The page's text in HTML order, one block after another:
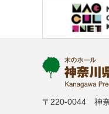
〒220-0044 神